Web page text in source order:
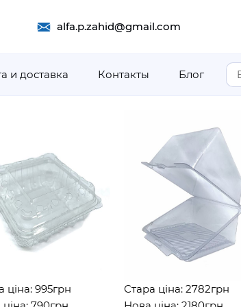
alfa.p.zahid@gmail.com
и доставка Контакты Блог
995грн
Стара ціна: 2782грн